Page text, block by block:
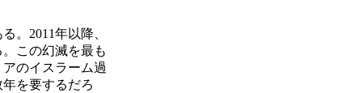
。2011年以降、
この幻滅を最も
のイスラーム過
を要するだろ